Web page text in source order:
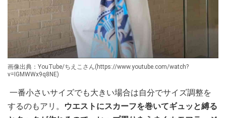
画像出典：YouTube/ちえこさん(https://www.youtube.com/watch?
v=IGMWWx9q8NE)
一番小さいサイズでも大きい場合は自分でサイズ調整を
するのもアリ。
ウエストにスカーフを巻いてギュッと縛る